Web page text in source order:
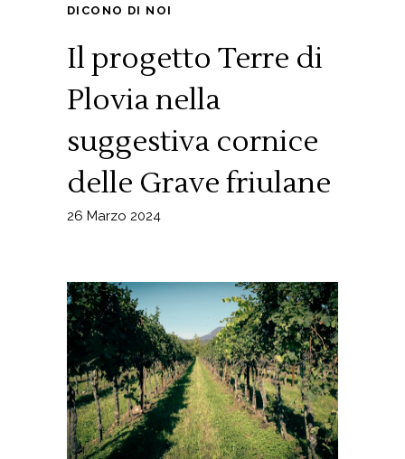
DICONO DI NOI
Il progetto Terre di
Plovia nella
suggestiva cornice
delle Grave friulane
26 Marzo 2024